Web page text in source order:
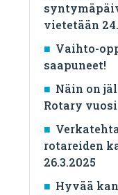
vietetään
Vaihto-
saapuneet!
Näin on
Rotary
rotareiden
26.3.2025
Hyvää